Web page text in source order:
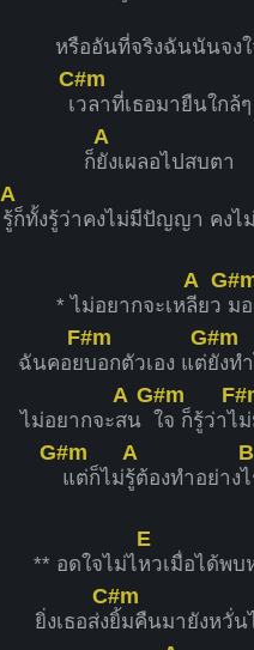
หรืออันที่จริงฉันนันจงใ
เ
C#m
วลาที่เธอมายืนใกล้ๆ
ก็
A
ยังเผลอไปสบตา
A
รู้ก็ทั้งรู้ว่าคงไม่มีปัญญา คงไ
* ไม่อยากจะเห
A
ลียว ม
ฉันคอย
F#m
บอกตัวเอง แต่
G#m
ยังท
ไม่อยากจะ
A
สน
G#m
ใจ ก็รู้ว่าไ
G#m
แต่ก็ไม่
A
รู้ต้องทำอย่าง
B
** อดใจไม่ไ
E
หวเมื่อได้พบ
ยิ่งเธอส่ง
C#m
ยิ้มคืนมายังหวั่น